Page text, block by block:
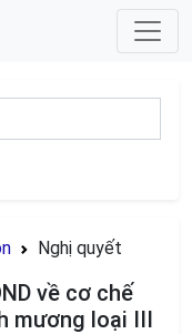
Nghị quyết
về cơ chế
mương loại III